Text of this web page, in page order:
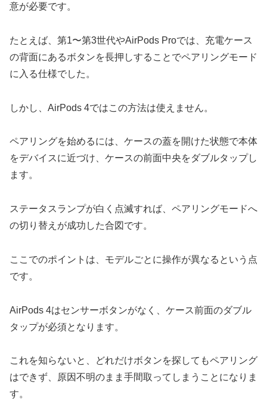
意が必要です。
たとえば、第1〜第3世代やAirPods Proでは、充電ケース
の背面にあるボタンを長押しすることでペアリングモード
に入る仕様でした。
しかし、AirPods 4ではこの方法は使えません。
ペアリングを始めるには、ケースの蓋を開けた状態で本体
をデバイスに近づけ、ケースの前面中央をダブルタップし
ます。
ステータスランプが白く点滅すれば、ペアリングモードへ
の切り替えが成功した合図です。
ここでのポイントは、モデルごとに操作が異なるという点
です。
AirPods 4はセンサーボタンがなく、ケース前面のダブル
タップが必須となります。
これを知らないと、どれだけボタンを探してもペアリング
はできず、原因不明のまま手間取ってしまうことになりま
す。